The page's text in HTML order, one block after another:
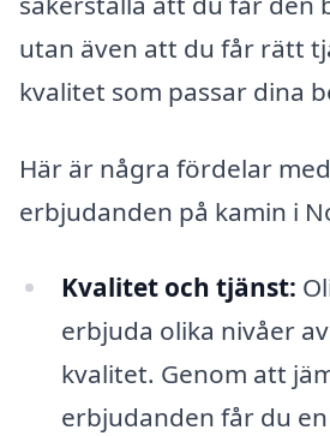
utan även att du får rätt
kvalitet som passar dina
Här är några fördelar
erbjudanden på kamin i
Kvalitet och tjänst:
erbjuda olika nivåer
kvalitet. Genom att
erbjudanden får du